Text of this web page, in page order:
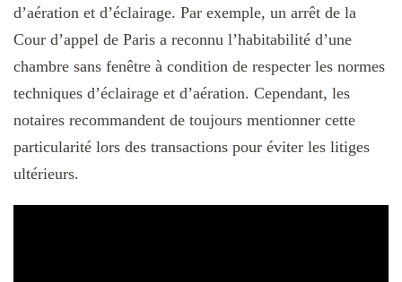
d’aération et d’éclairage. Par exemple, un arrêt de la
Cour d’appel de Paris a reconnu l’habitabilité d’une
chambre sans fenêtre à condition de respecter les normes
techniques d’éclairage et d’aération. Cependant, les
notaires recommandent de toujours mentionner cette
particularité lors des transactions pour éviter les litiges
ultérieurs.